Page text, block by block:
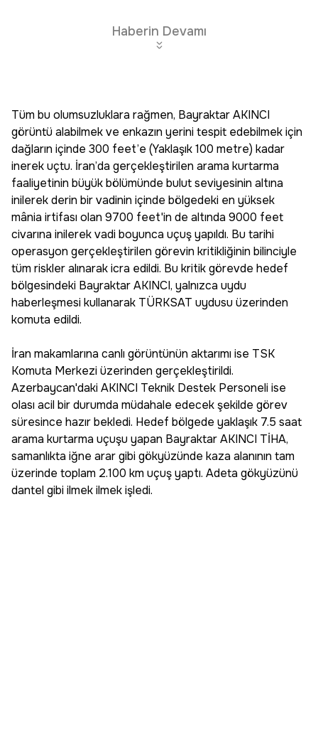
Haberin Devamı
Tüm bu olumsuzluklara rağmen, Bayraktar AKINCI
görüntü alabilmek ve enkazın yerini tespit edebilmek için
dağların içinde 300 feet’e (Yaklaşık 100 metre) kadar
inerek uçtu. İran’da gerçekleştirilen arama kurtarma
faaliyetinin büyük bölümünde bulut seviyesinin altına
inilerek derin bir vadinin içinde bölgedeki en yüksek
mânia irtifası olan 9700 feet'in de altında 9000 feet
civarına inilerek vadi boyunca uçuş yapıldı. Bu tarihi
operasyon gerçekleştirilen görevin kritikliğinin bilinciyle
tüm riskler alınarak icra edildi. Bu kritik görevde hedef
bölgesindeki Bayraktar AKINCI, yalnızca uydu
haberleşmesi kullanarak TÜRKSAT uydusu üzerinden
komuta edildi.
İran makamlarına canlı görüntünün aktarımı ise TSK
Komuta Merkezi üzerinden gerçekleştirildi.
Azerbaycan'daki AKINCI Teknik Destek Personeli ise
olası acil bir durumda müdahale edecek şekilde görev
süresince hazır bekledi. Hedef bölgede yaklaşık 7.5 saat
arama kurtarma uçuşu yapan Bayraktar AKINCI TİHA,
samanlıkta iğne arar gibi gökyüzünde kaza alanının tam
üzerinde toplam 2.100 km uçuş yaptı. Adeta gökyüzünü
dantel gibi ilmek ilmek işledi.